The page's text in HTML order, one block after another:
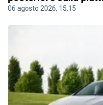
06 agosto 2026, 15.15